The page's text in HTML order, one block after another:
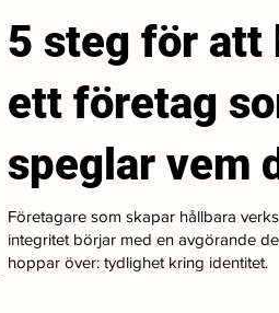
5 steg för att
ett företag
speglar vem
Företagare som skapar hållbara
integritet börjar med en avgörande
hoppar över: tydlighet kring identitet.